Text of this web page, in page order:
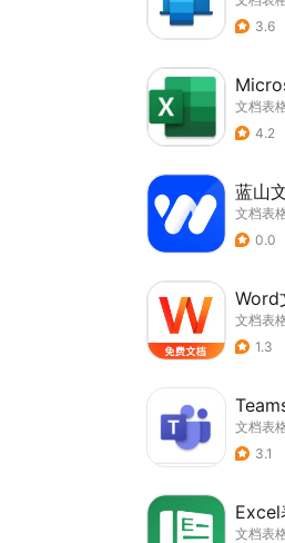
3.6
文档表
4.2
蓝山
文档表
0.0
Word
文档表
1.3
文档表
3.1
Excel
文档表